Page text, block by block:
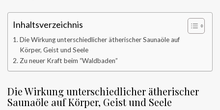
Inhaltsverzeichnis
Die Wirkung unterschiedlicher ätherischer Saunaöle auf
Körper, Geist und Seele
Zu neuer Kraft beim “Waldbaden”
Die Wirkung unterschiedlicher ätherischer
Saunaöle auf Körper, Geist und Seele